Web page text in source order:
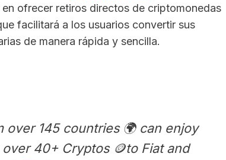
ofrecer retiros directos de criptomonedas
facilitará a los usuarios convertir sus
de manera rápida y sencilla.
over 145 countries 🌍 can enjoy
40+ Cryptos 🪙to Fiat and